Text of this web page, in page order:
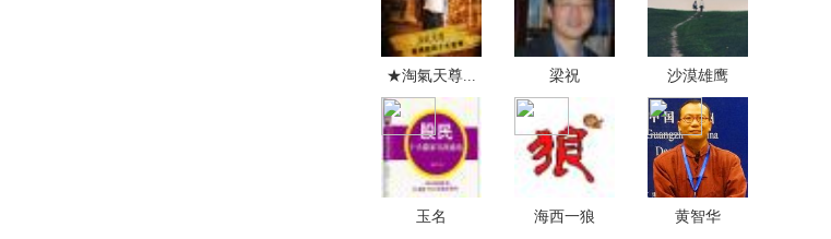
★淘氣天尊... 梁祝 沙漠雄鹰
玉名 海西一狼 黄智华